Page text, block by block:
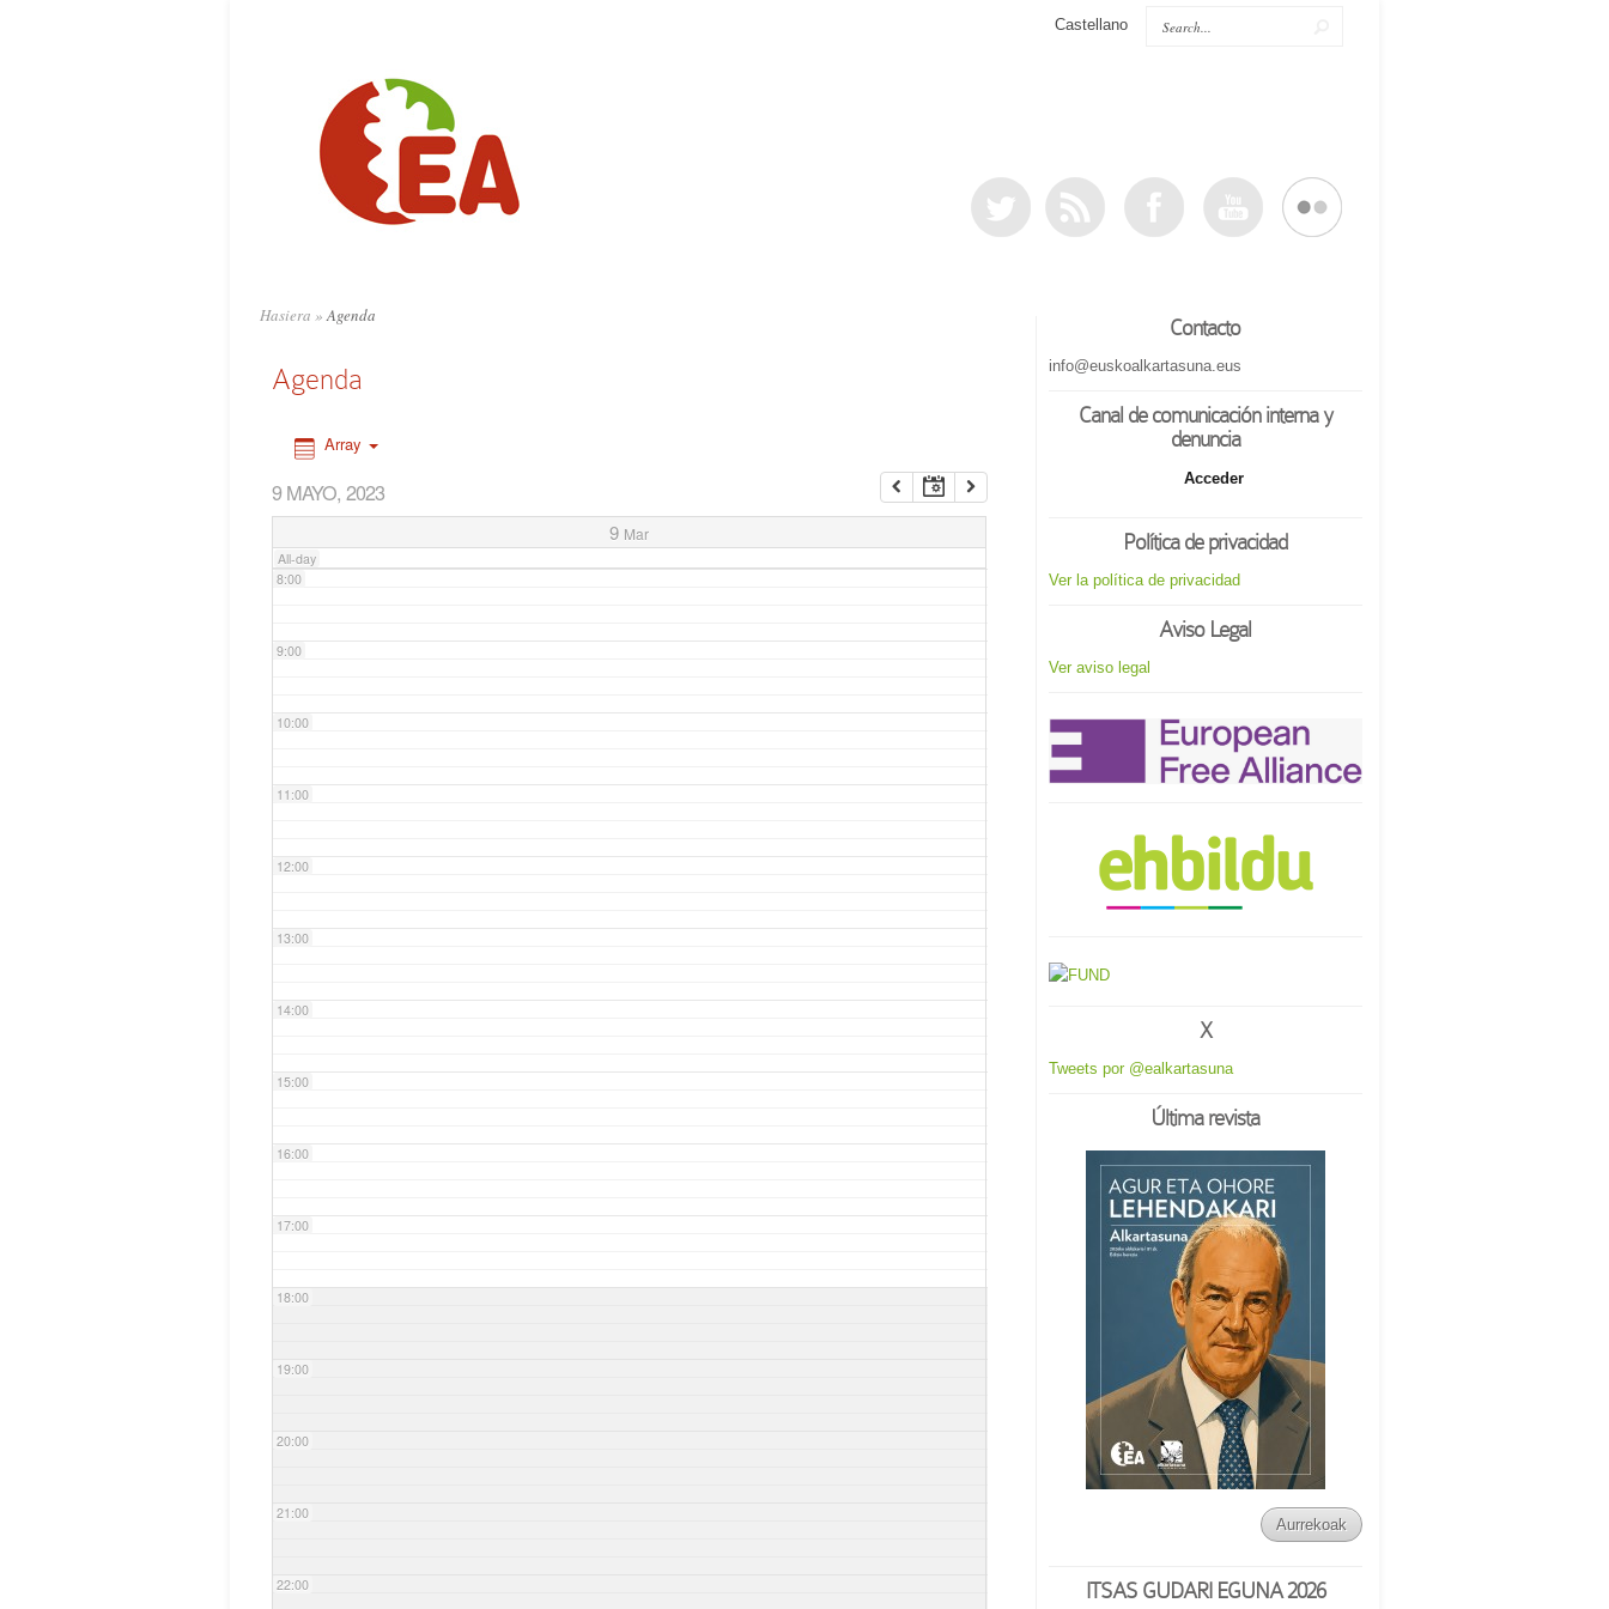
Castellano
Hasiera »Agenda
Agenda
Array
9 MAYO, 2023
9 Mar
All-day
6:00
8:00
9:00
10:00
11:00
12:00
13:00
14:00
15:00
16:00
17:00
18:00
19:00
20:00
21:00
22:00
Contacto
info@euskoalkartasuna.eus
Canal de comunicación interna y
denuncia
Acceder
Política de privacidad
Ver la política de privacidad
Aviso Legal
Ver aviso legal
X
Tweets por @ealkartasuna
Última revista
Aurrekoak
ITSAS GUDARI EGUNA 2026